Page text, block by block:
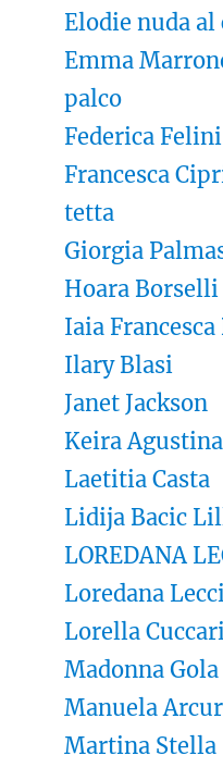
Elodie nuda al
Emma
palco
Federica Felini
Francesca
tetta
Giorgia
Hoara Borselli
Iaia Francesca
Ilary Blasi
Janet Jackson
Keira Agustina
Laetitia Casta
Lidija Bacic
LOREDANA
Loredana
Lorella
Madonna
Manuela
Martina Stella